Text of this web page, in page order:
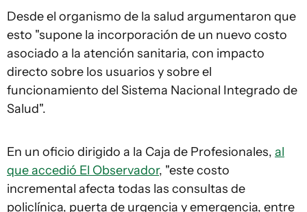
Desde el organismo de la salud argumentaron que
esto "supone la incorporación de un nuevo costo
asociado a la atención sanitaria, con impacto
directo sobre los usuarios y sobre el
funcionamiento del Sistema Nacional Integrado de
Salud".
En un oficio dirigido a la Caja de Profesionales, al
que accedió El Observador, "este costo
incremental afecta todas las consultas de
policlínica, puerta de urgencia y emergencia, entre